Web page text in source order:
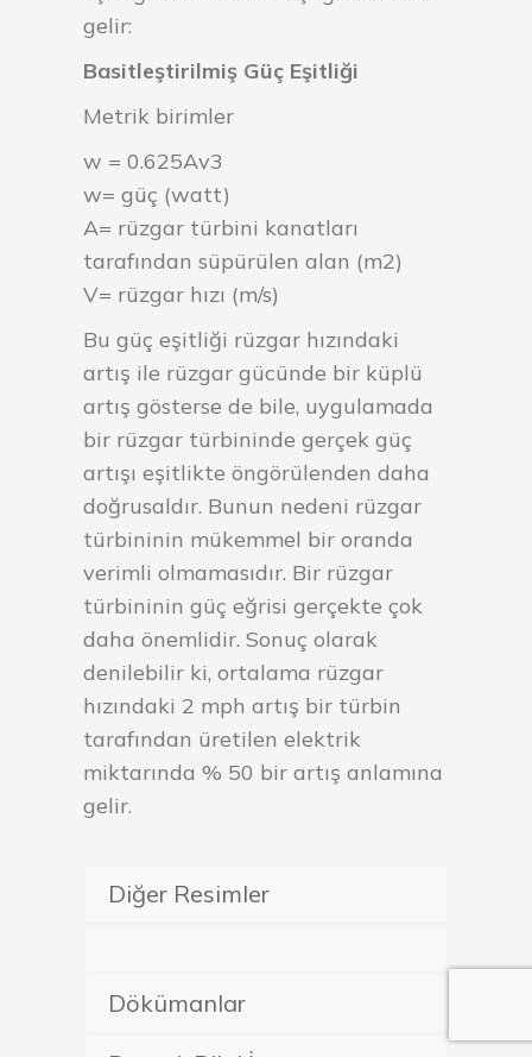
gelir:
Basitleştirilmiş Güç Eşitliği
Metrik birimler
w = 0.625Av3
w= güç (watt)
A= rüzgar türbini kanatları
tarafından süpürülen alan (m2)
V= rüzgar hızı (m/s)
Bu güç eşitliği rüzgar hızındaki
artış ile rüzgar gücünde bir küplü
artış gösterse de bile, uygulamada
bir rüzgar türbininde gerçek güç
artışı eşitlikte öngörülenden daha
doğrusaldır. Bunun nedeni rüzgar
türbininin mükemmel bir oranda
verimli olmamasıdır. Bir rüzgar
türbininin güç eğrisi gerçekte çok
daha önemlidir. Sonuç olarak
denilebilir ki, ortalama rüzgar
hızındaki 2 mph artış bir türbin
tarafından üretilen elektrik
miktarında % 50 bir artış anlamına
gelir.
Diğer Resimler
Dökümanlar